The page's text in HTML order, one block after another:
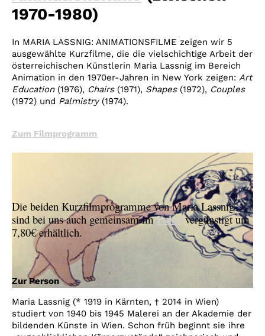
1970-1980)
In MARIA LASSNIG: ANIMATIONSFILME zeigen wir 5
ausgewählte Kurzfilme, die die vielschichtige Arbeit der
österreichischen Künstlerin Maria Lassnig im Bereich
Animation in den 1970er-Jahren in New York zeigen: Art
Education (1976), Chairs (1971), Shapes (1972), Couples
(1972) und Palmistry (1974).
Zum Filmprogramm
Die beiden Kurzfilmprogramme von Maria Lassnig
sind bei uns auch gemeinsam imPaketvergünstigt um
7,80€ erhältlich.
Zur Person
Maria Lassnig (* 1919 in Kärnten, † 2014 in Wien)
studiert von 1940 bis 1945 Malerei an der Akademie der
bildenden Künste in Wien. Schon früh beginnt sie ihre